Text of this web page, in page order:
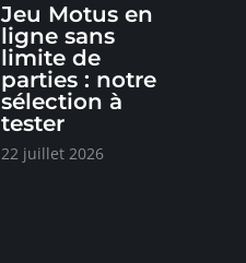
Jeu Motus en
ligne sans
limite de
parties : notre
sélection à
tester
22 juillet 2026